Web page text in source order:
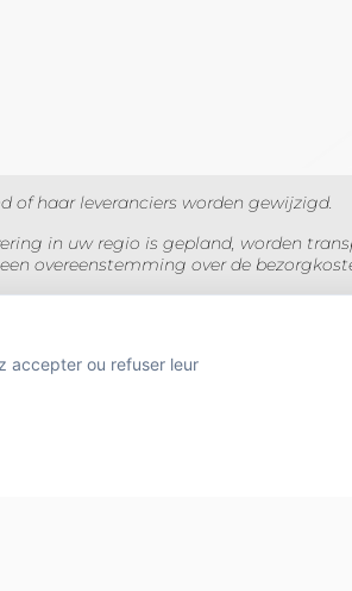
haar leveranciers worden gewijzigd.
in uw regio is gepland, worden
overeenstemming over de
accepter ou refuser leur